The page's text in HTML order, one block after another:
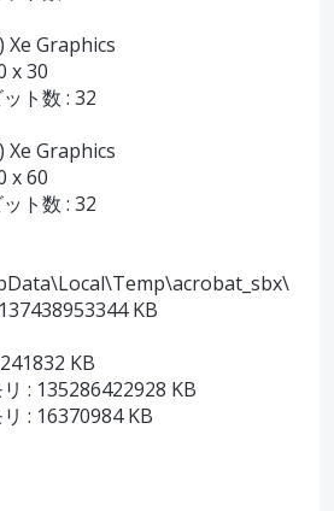
Xe Graphics
x 30
ト数 : 32
Xe Graphics
x 60
ト数 : 32
KB
KB
: 135286422928 KB
: 16370984 KB